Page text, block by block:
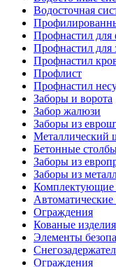
Водосточная
Профнастил для
Профнастил для
Профнастил
Профлист
Профнастил
Заборы и ворота
Забор жалюзи
Заборы из
Металлический
Бетонные
Заборы из
Заборы из
Комплектующие
Автоматические
Ограждения
Кованые изделия
Элементы
Ограждения